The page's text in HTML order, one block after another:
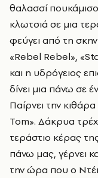
θαλασσί πουκάμισο
κλωτσιά σε μια
φεύγει από τη
«Rebel Rebel»,
και η υδρόγειος
δίνει μια πάνω σε
Παίρνει την
Tom». Δάκρυα
τεράστιο κέρας
πάνω μας, γέρνει
την ώρα που ο